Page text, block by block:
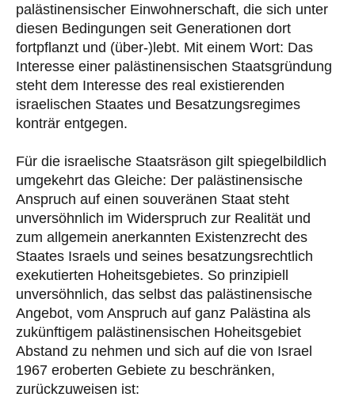
palästinensischer Einwohnerschaft, die sich unter
diesen Bedingungen seit Generationen dort
fortpflanzt und (über-)lebt. Mit einem Wort: Das
Interesse einer palästinensischen Staatsgründung
steht dem Interesse des real existierenden
israelischen Staates und Besatzungsregimes
konträr entgegen.
Für die israelische Staatsräson gilt spiegelbildlich
umgekehrt das Gleiche: Der palästinensische
Anspruch auf einen souveränen Staat steht
unversöhnlich im Widerspruch zur Realität und
zum allgemein anerkannten Existenzrecht des
Staates Israels und seines besatzungsrechtlich
exekutierten Hoheitsgebietes. So prinzipiell
unversöhnlich, das selbst das palästinensische
Angebot, vom Anspruch auf ganz Palästina als
zukünftigem palästinensischen Hoheitsgebiet
Abstand zu nehmen und sich auf die von Israel
1967 eroberten Gebiete zu beschränken,
zurückzuweisen ist: